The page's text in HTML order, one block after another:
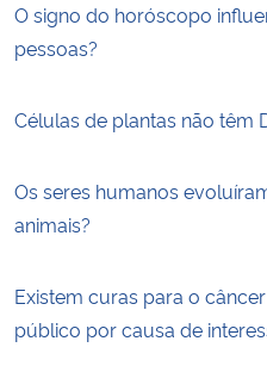
O signo do horóscopo
pessoas?
Células de plantas não têm
Os seres humanos
animais?
Existem curas para o
público por causa de